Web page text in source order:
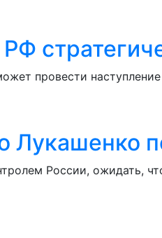
провести
Лукашенко
России, ожидать,